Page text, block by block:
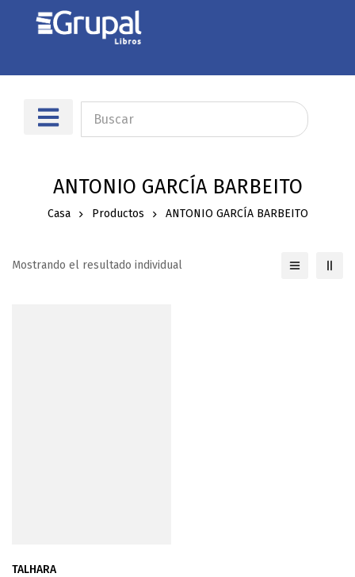
ANTONIO GARCÍA BARBEITO
Casa Productos ANTONIO GARCÍA BARBEITO
Mostrando el resultado individual
TALHARA